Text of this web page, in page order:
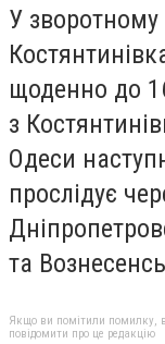
У
щоденно до
з
Одеси
прослідує
та
Якщо ви помітили помилку,
повідомити про це редакцію